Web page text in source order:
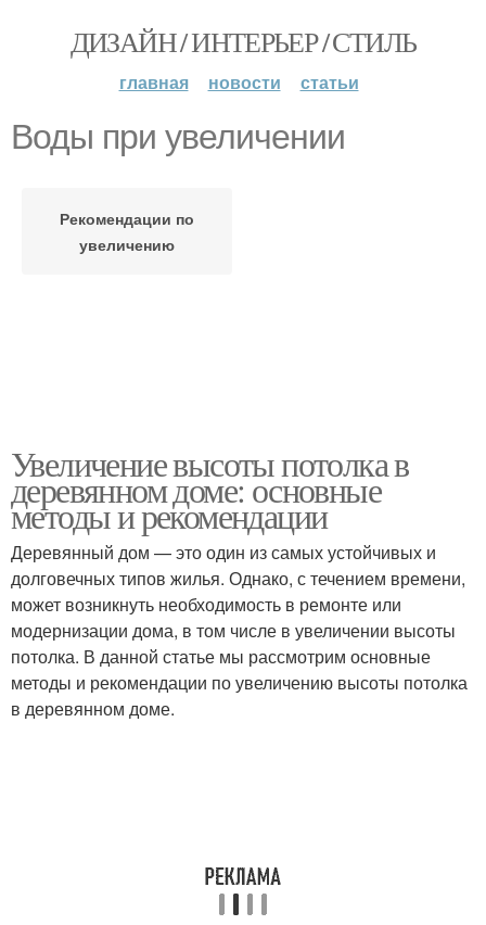
ДИЗАЙН / ИНТЕРЬЕР / СТИЛЬ
главная новости статьи
Воды при увеличении
Рекомендации по
увеличению
Увеличение высоты потолка в
деревянном доме: основные
методы и рекомендации
Деревянный дом — это один из самых устойчивых и
долговечных типов жилья. Однако, с течением времени,
может возникнуть необходимость в ремонте или
модернизации дома, в том числе в увеличении высоты
потолка. В данной статье мы рассмотрим основные
методы и рекомендации по увеличению высоты потолка
в деревянном доме.